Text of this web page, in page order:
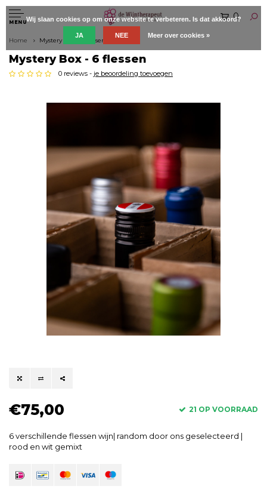
MENU
0
Home Mystery Box - 6 flessen
Mystery Box - 6 flessen
0 reviews - je beoordeling toevoegen
€75,00 21 OP VOORRAAD
6 verschillende flessen wijn| random door ons geselecteerd |
rood en wit gemixt
Wij slaan cookies op om onze website te verbeteren. Is dat akkoord?
JA NEE Meer over cookies »